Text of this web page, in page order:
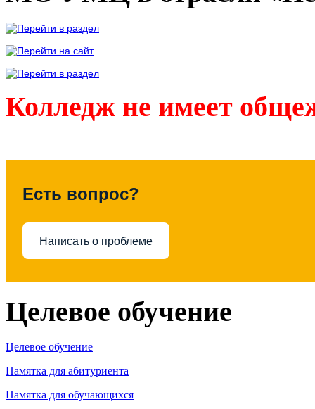
Колледж не имеет
Есть вопрос?
Написать о проблеме
Целевое обучение
Целевое обучение
Памятка для абитуриента
Памятка для обучающихся